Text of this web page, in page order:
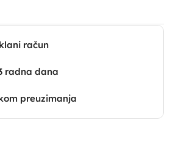
račun
radna dana
preuzimanja